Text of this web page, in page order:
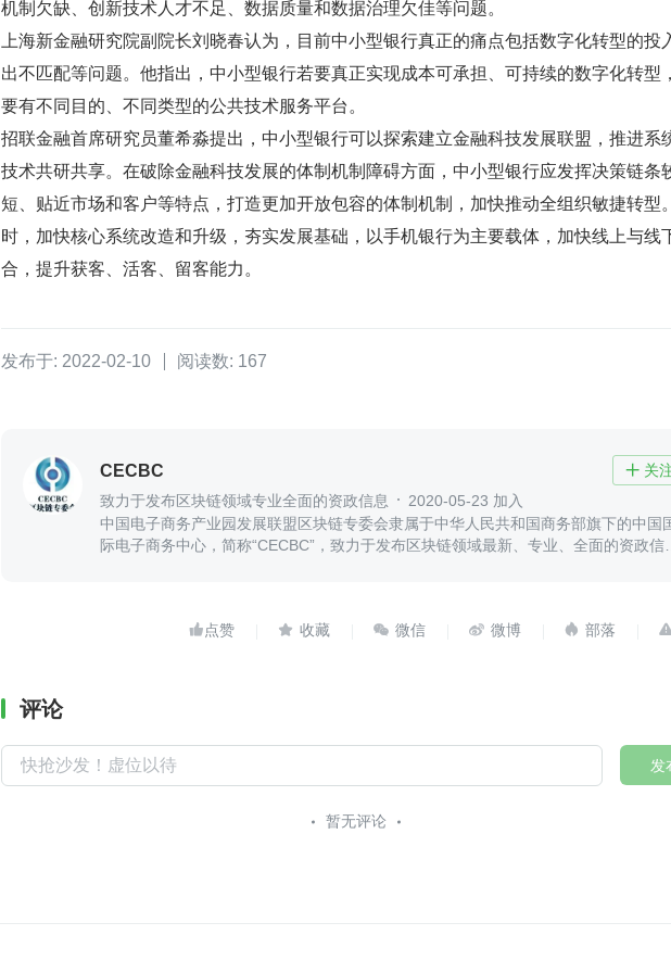
机制欠缺、创新技术人才不足、数据质量和数据治理欠佳等问题。
上海新金融研究院副院长刘晓春认为，目前中小型银行真正的痛点包括数字化转型的投
出不匹配等问题。他指出，中小型银行若要真正实现成本可承担、可持续的数字化转型
要有不同目的、不同类型的公共技术服务平台。
招联金融首席研究员董希淼提出，中小型银行可以探索建立金融科技发展联盟，推进系统
技术共研共享。在破除金融科技发展的体制机制障碍方面，中小型银行应发挥决策链条
短、贴近市场和客户等特点，打造更加开放包容的体制机制，加快推动全组织敏捷转型
时，加快核心系统改造和升级，夯实发展基础，以手机银行为主要载体，加快线上与线
合，提升获客、活客、留客能力。
发布于: 2022-02-10 阅读数: 167
CECBC  关
致力于发布区块链领域专业全面的资政信息
2020-05-23 加入
中国电子商务产业园发展联盟区块链专委会隶属于中华人民共和国商务部旗下的中国
际电子商务中心，简称“CECBC”，致力于发布区块链领域最新、专业、全面的资政信
    
评论
发
暂无评论